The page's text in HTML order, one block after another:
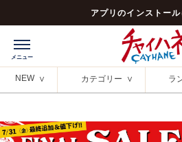
アプリのインストー
NEW カテゴリー ラ